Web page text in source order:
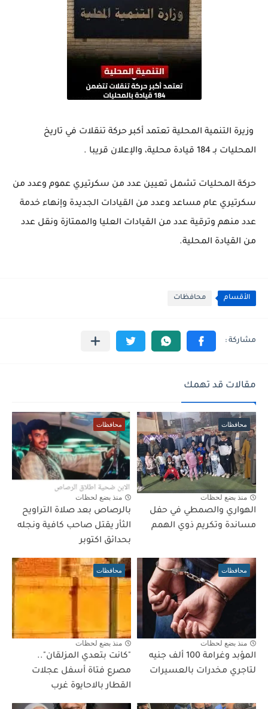
وزيرة التنمية المحلية تعتمد أكبر حركة تنقلات في تاريخ
المحليات بـ 184 قيادة محلية، والإعلان قريبا .
حركة المحليات تشمل تعيين عدد من سكرتيري عموم وعدد من
سكرتيري عام مساعد وعدد من القيادات الجديدة وإنهاء خدمة
عدد منهم وترقية عدد من القيادات العليا والممتازة ونقل عدد
من القيادة المحلية.
الأقسام محافظات
مقالات قد تهمك
محافظات
منذ بضع لحظات
الهواري والصمطي في حفل
مساندة وتكريم ذوي الهمم
محافظات
منذ بضع لحظات
بالرصاص بعد صلاة التراويح
الثأر يقتل صاحب كافية ونجله
بحدائق اكتوبر
محافظات
منذ بضع لحظات
المؤبد وغرامة 100 ألف جنيه
لتاجري مخدرات بالعسيرات
محافظات
منذ بضع لحظات
"كانت بتعدي المزلقان"..
مصرع فتاة أسفل عجلات
القطار بالاحايوة غرب